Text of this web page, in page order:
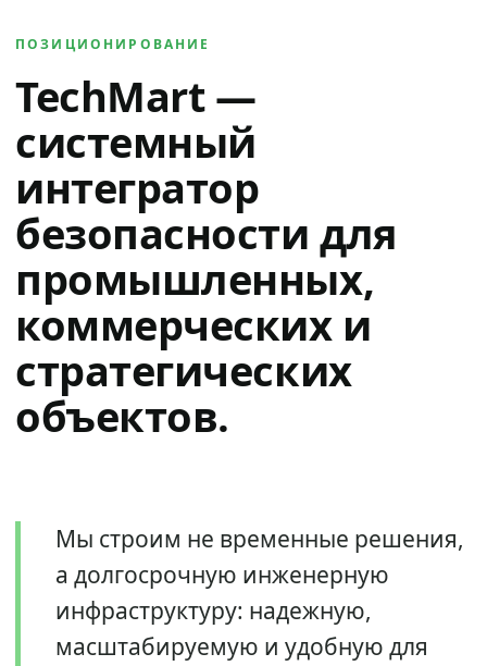
ПОЗИЦИОНИРОВАНИЕ
TechMart —
системный
интегратор
безопасности для
промышленных,
коммерческих и
стратегических
объектов.
Мы строим не временные решения,
а долгосрочную инженерную
инфраструктуру: надежную,
масштабируемую и удобную для